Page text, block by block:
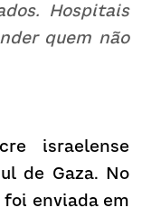
Hospitais
quem não
israelense
de Gaza. No
foi enviada em